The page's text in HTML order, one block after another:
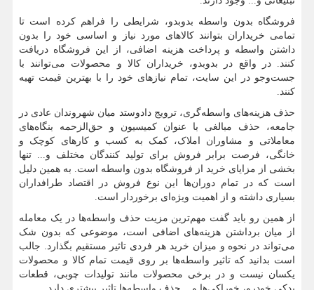
فروشگاه بدون واسطه بدوبدو، شرایطی را فراهم کرده است تا
تمامی خریداران بتوانند کالاهای مورد نیاز و اساسی خود را بدون
داشتن واسطه و پرداخت هزینه اضافی، از این فروشگاه دریافت
کنند. در واقع در بدوبدو، خریداران کالا و محصولات می‌توانند با
جست‌وجو در این سایت، تمام نیازهای خود را با بهترین قیمت تهیه
کنند.
حذف هزینه‌های واسطه‌‌گری، ترویج دادوستد میان شهروندان عادی در
جامعه، حذف مبالغی با عنوان کمیسیون و حق‌الزحمه بنگاه‌های
معاملاتی و مشاوران املاک، کمک به کسب و کارهای کوچک و
خانگی، فرصت برابر فروش برای تولید کنندگان مختلف و... تنها
بخشی از مزایای خرید از فروشگاه بدون واسطه است. به همین دلیل
است که در تمام دوران‌ها این نوع فروش در اقتصاد طرافداران
بسیاری داشته و از اهمیت ویژه‌ای برخوردار است.
از همین رو باید گفت مهم‌ترین مزیت حذف واسطه‌ها در یک معامله
از میان برداشتن هزینه‌های اضافی است، موضوعی که بدون شک
می‌تواند در نحوه و میزان خرید هر فردی تاثیر مستقیم بگذارد. جالب
است بدانید که تاثیر واسطه‌ها بر روی قیمت تمام کالا و محصولات
یکسان نیست و در برخی محصولات مانند تولیدات چوبی، قطعات